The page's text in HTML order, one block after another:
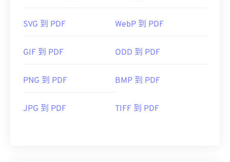
SVG 到 PDF WebP 到 PDF
GIF 到 PDF ODD 到 PDF
PNG 到 PDF BMP 到 PDF
JPG 到 PDF TIFF 到 PDF